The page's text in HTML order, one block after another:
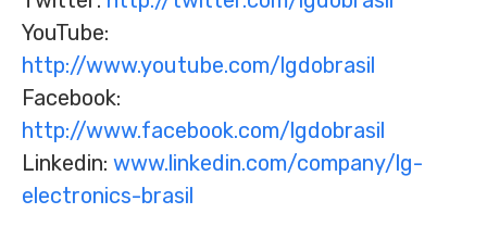
YouTube:
http://www.youtube.com/lgdobrasil
Facebook:
http://www.facebook.com/lgdobrasil
Linkedin: www.linkedin.com/company/lg-
electronics-brasil